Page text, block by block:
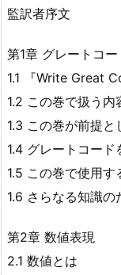
監訳者序文
第1章 グレートコ
1.1 『Write Great
1.2 この巻で扱う内
1.3 この巻が前提と
1.4 グレートコー
1.5 この巻で使用す
1.6 さらなる知識の
第2章 数値表現
2.1 数値とは